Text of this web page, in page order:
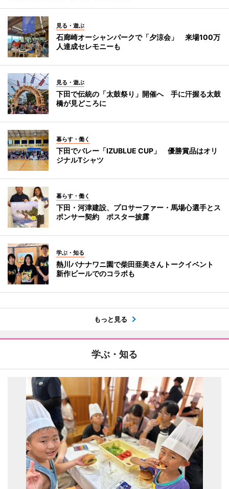
見る・遊ぶ
石廊崎オーシャンパークで「夕涼会」 来場100万
人達成セレモニーも
見る・遊ぶ
下田で伝統の「太鼓祭り」開催へ 手に汗握る太鼓
橋が見どころに
暮らす・働く
下田でバレー「IZUBLUE CUP」 優勝賞品はオリ
ジナルTシャツ
暮らす・働く
下田・河津建設、プロサーファー・馬場心選手とス
ポンサー契約 ポスター披露
学ぶ・知る
熱川バナナワニ園で柴田亜美さんトークイベント
新作ビールでのコラボも
もっと見る
学ぶ・知る